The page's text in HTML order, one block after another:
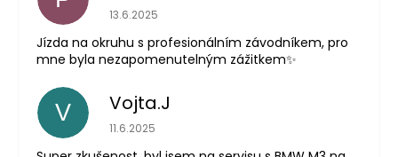
Hodnocení obchodu je 5 z 5 hvězdiček.
13.6.2025
Jízda na okruhu s profesionálním závodníkem, pro
mne byla nezapomenutelným zážitkem✨
V Vojta.J
Hodnocení obchodu je 5 z 5 hvězdiček.
11.6.2025